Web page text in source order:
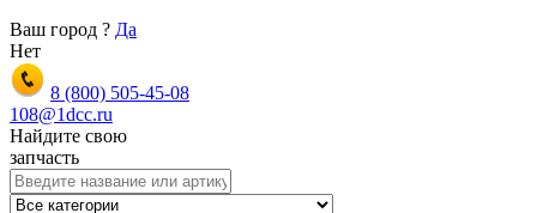
Ваш город ? Да
Нет
8 (800) 505-45-08
108@1dcc.ru
Найдите свою
запчасть